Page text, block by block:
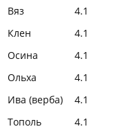
Вяз
4.1
Клен
4.1
Осина
4.1
Ольха
4.1
Ива (верба)
4.1
Тополь
4.1